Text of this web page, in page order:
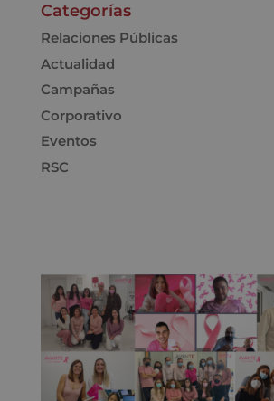
Categorías
Relaciones Públicas
Actualidad
Campañas
Corporativo
Eventos
RSC